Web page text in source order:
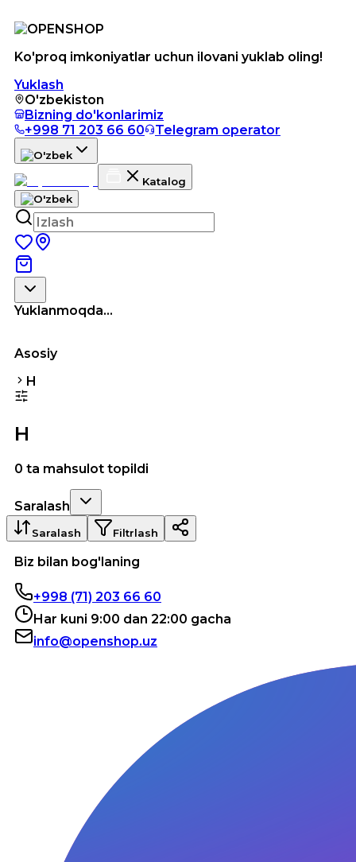
Ko'proq imkoniyatlar uchun ilovani yuklab oling!
Yuklash
O'zbekiston
Bizning do'konlarimiz
+998 71 203 66 60
Telegram operator
Katalog
Yuklanmoqda...
Asosiy
Н
Н
0 ta mahsulot topildi
Saralash
Saralash Filtrlash
Biz bilan bog'laning
+998 (71) 203 66 60
Har kuni 9:00 dan 22:00 gacha
info@openshop.uz